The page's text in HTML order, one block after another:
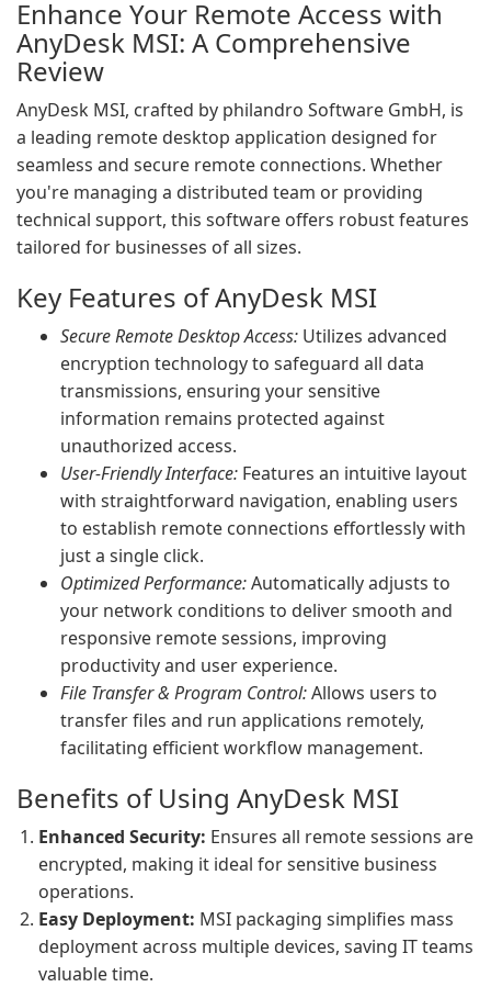
Enhance Your Remote Access with
AnyDesk MSI: A Comprehensive
Review
AnyDesk MSI, crafted by philandro Software GmbH, is
a leading remote desktop application designed for
seamless and secure remote connections. Whether
you're managing a distributed team or providing
technical support, this software offers robust features
tailored for businesses of all sizes.
Key Features of AnyDesk MSI
Secure Remote Desktop Access: Utilizes advanced
encryption technology to safeguard all data
transmissions, ensuring your sensitive
information remains protected against
unauthorized access.
User-Friendly Interface: Features an intuitive layout
with straightforward navigation, enabling users
to establish remote connections effortlessly with
just a single click.
Optimized Performance:Automatically adjusts to
your network conditions to deliver smooth and
responsive remote sessions, improving
productivity and user experience.
File Transfer & Program Control:Allows users to
transfer files and run applications remotely,
facilitating efficient workflow management.
Benefits of Using AnyDesk MSI
Enhanced Security: Ensures all remote sessions are
encrypted, making it ideal for sensitive business
operations.
Easy Deployment: MSI packaging simplifies mass
deployment across multiple devices, saving IT teams
valuable time.